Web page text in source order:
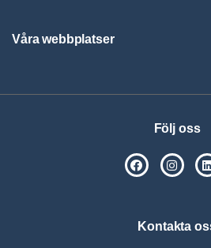
Våra webbplatser
Följ oss
SPSM på
Kontakta